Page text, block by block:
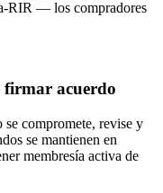
RIR — los compradores
acuerdo
compromete, revise y
se mantienen en
membresía activa de